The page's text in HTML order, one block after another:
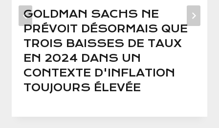
GOLDMAN SACHS NE
PRÉVOIT DÉSORMAIS QUE
TROIS BAISSES DE TAUX
EN 2024 DANS UN
CONTEXTE D'INFLATION
TOUJOURS ÉLEVÉE